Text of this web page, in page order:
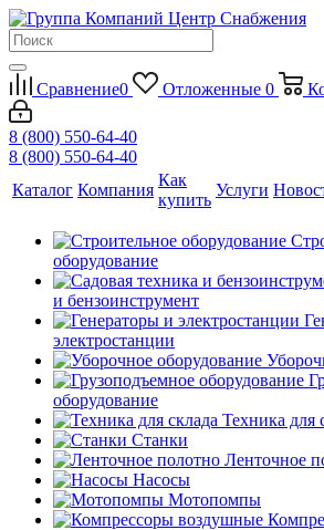
Сравнение0 Отложенные 0
8 (800) 550-64-40
8 (800) 550-64-40
Каталог Компания
Как
купить
Услуги
оборудование
и бензоинструмент
электростанции
оборудование
Техника для
Станки
Ленточное
Насосы
Мотопомпы